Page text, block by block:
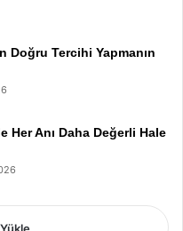
Doğru Tercihi Yapmanın
Her Anı Daha Değerli Hale